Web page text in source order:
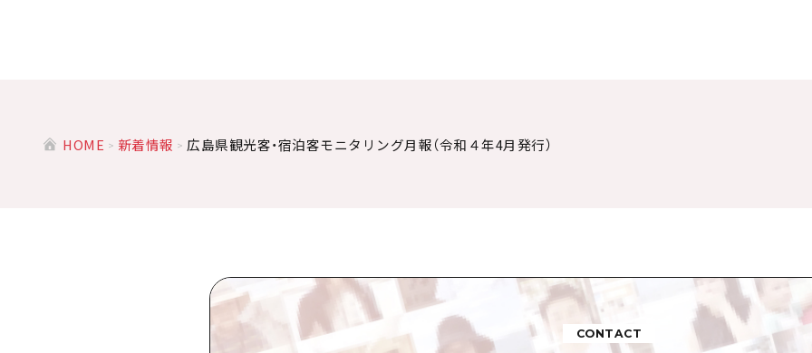
HOME 新着情報 広島県観光客・宿泊客モニタリング月報（令和４年4月発行）
CONTACT